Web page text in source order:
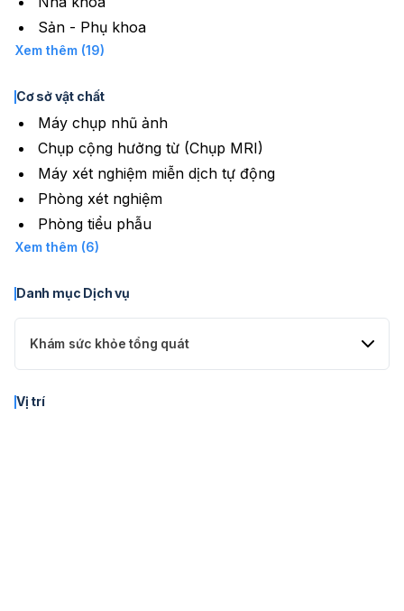
Sản - Phụ khoa
Xem thêm (19)
Cơ sở vật chất
Máy chụp nhũ ảnh
Chụp cộng hưởng từ (Chụp MRI)
Máy xét nghiệm miễn dịch tự động
Phòng xét nghiệm
Phòng tiểu phẫu
Xem thêm (6)
Danh mục Dịch vụ
Khám sức khỏe tổng quát
Gói khám tiền hôn nhân
Vị trí